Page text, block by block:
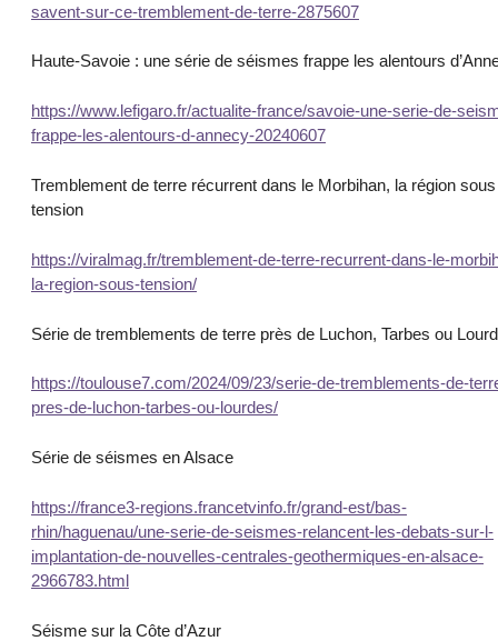
savent-sur-ce-tremblement-de-terre-2875607
Haute-Savoie : une série de séismes frappe les alentours
https://www.lefigaro.fr/actualite-france/savoie-une-serie-de-
frappe-les-alentours-d-annecy-20240607
Tremblement de terre récurrent dans le Morbihan, la région sous
tension
https://viralmag.fr/tremblement-de-terre-recurrent-dans-le-
la-region-sous-tension/
Série de tremblements de terre près de Luchon, Tarbes ou
https://toulouse7.com/2024/09/23/serie-de-tremblements-de-
pres-de-luchon-tarbes-ou-lourdes/
Série de séismes en Alsace
https://france3-regions.francetvinfo.fr/grand-est/bas-
rhin/haguenau/une-serie-de-seismes-relancent-les-debats-sur-l-
implantation-de-nouvelles-centrales-geothermiques-en-alsace-
2966783.html
Séisme sur la Côte d’Azur